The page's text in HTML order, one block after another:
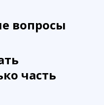
вопросы
часть